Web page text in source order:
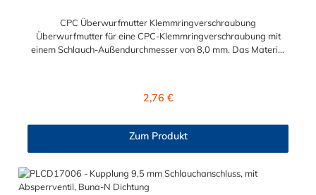
CPC Überwurfmutter Klemmringverschraubung
Überwurfmutter für eine CPC-Klemmringverschraubung mit
einem Schlauch-Außendurchmesser von 8,0 mm. Das Material
Regulärer Preis:
2,76 €
Zum Produkt